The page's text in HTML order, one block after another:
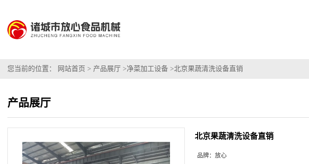
您当前的位置： 网站首页 > 产品展厅 >净菜加工设备 >北京果蔬清洗设备直销
产品展厅
北京果蔬清洗设备直销
品牌： 放心